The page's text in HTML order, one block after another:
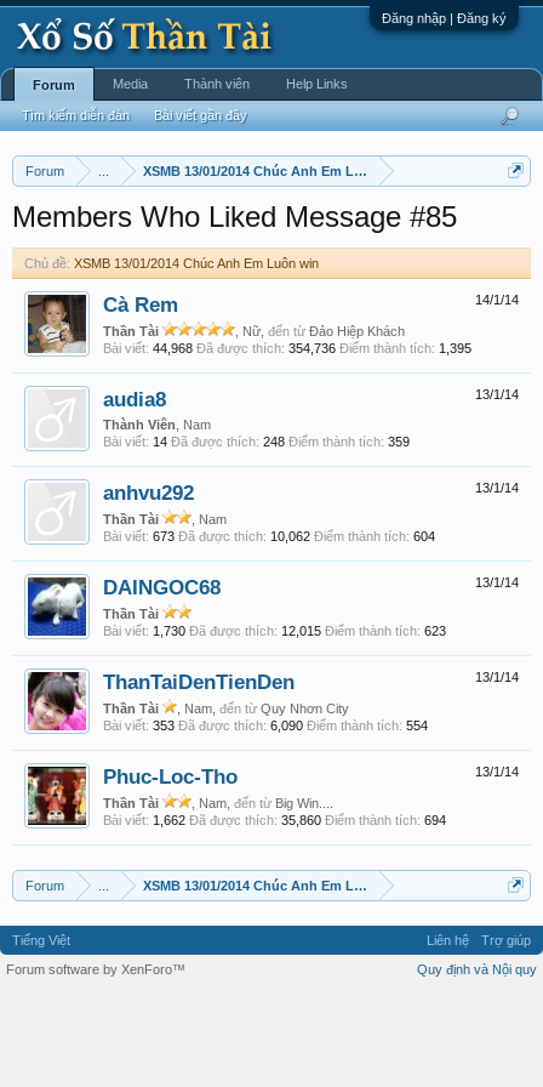
Đăng nhập | Đăng ký
Forum XSMB 13/01/2014 Chúc Anh Em Luôn win
Members Who Liked Message #85
Chủ đề: XSMB 13/01/2014 Chúc Anh Em Luôn win
14/1/14
Cà Rem
Thần Tài , Nữ, đến từ Đảo Hiệp Khách
Bài viết: 44,968 Đã được thích: 354,736 Điểm thành tích: 1,395
13/1/14
audia8
Thành Viên , Nam
Bài viết: 14 Đã được thích: 248 Điểm thành tích: 359
13/1/14
anhvu292
Thần Tài
, Nam
Bài viết: 673 Đã được thích: 10,062 Điểm thành tích: 604
13/1/14
DAINGOC68
Thần Tài
Bài viết: 1,730 Đã được thích: 12,015 Điểm thành tích: 623
13/1/14
ThanTaiDenTienDen
Thần Tài , Nam, đến từ Quy Nhơn City
Bài viết: 353 Đã được thích: 6,090 Điểm thành tích: 554
13/1/14
Phuc-Loc-Tho
Thần Tài , Nam, đến từ Big Win....
Bài viết: 1,662 Đã được thích: 35,860 Điểm thành tích: 694
Forum XSMB 13/01/2014 Chúc Anh Em Luôn win
Forum
Tìm kiếm diễn đàn Bài viết gần đây
Media Thành viên Help Links
Tiếng Việt Liên hệ
Trợ giúp
Quy định và Nội quy
Forum software by XenForo™